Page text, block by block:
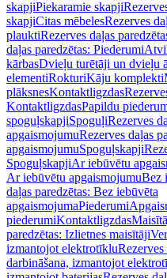
skapjiPiekaramie skapji
skapjiCitas mēbelesRezerves
plauktiRezerves daļas
daļas paredzētas: Piederumi
kārbasDvieļu turētāji un dvieļu
elementiRokturiKāju komplekti
plāksnesKontaktligzdas
KontaktligzdasPapildu
spoguļskapjiSpoguļiRezerves
apgaismojumuRezerves daļas
apgaismojumuSpoguļskapji
SpoguļskapjiAr iebūvētu
Ar iebūvētu apgaismojumuBez
daļas paredzētas: Bez iebūvēta
apgaismojumaPiederumi
piederumiKontaktligzdas
paredzētas: Izlietnes maisītāji
izmantojot elektrotīkluRezerves
darbināšana, izmantojot